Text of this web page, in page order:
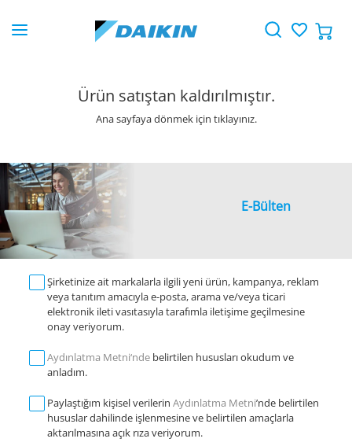
Ürün satıştan kaldırılmıştır.
Ana sayfaya dönmek için tıklayınız.
E-Bülten
Şirketinize ait markalarla ilgili yeni ürün, kampanya, reklam
veya tanıtım amacıyla e-posta, arama ve/veya ticari
elektronik ileti vasıtasıyla tarafımla iletişime geçilmesine
onay veriyorum.
Aydınlatma Metni‘nde belirtilen hususları okudum ve
anladım.
Paylaştığım kişisel verilerin Aydınlatma Metni’nde belirtilen
hususlar dahilinde işlenmesine ve belirtilen amaçlarla
aktarılmasına açık rıza veriyorum.